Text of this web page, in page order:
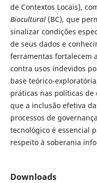
de Contextos Locais),
Biocultural(BC), que
sinalizar condições
de seus dados e
ferramentas fortalecem
contra usos indevidos
base teórico-
práticas nas políticas de
que a inclusão efetiva
processos de
tecnológico é essencial
respeito à soberania
Downloads